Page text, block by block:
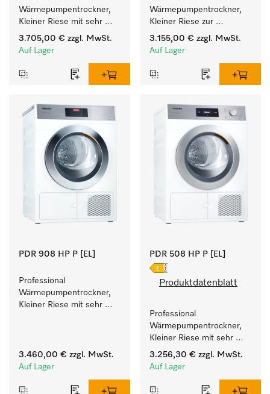
Wärmepumpentrockner,
Kleiner Riese mit sehr
geringem
Energieverbrauch und
Füllgewicht 8 kg.
3.705,00 € zzgl. MwSt.
Auf Lager
Wärmepumpentrockner,
Kleiner Riese zur
einfachen und flexiblen
Aufstellung ohne
3.155,00 € zzgl. MwSt.
Auf Lager
PDR 908 HP P [EL]
Professional
Wärmepumpentrockner,
Kleiner Riese mit sehr
Füllgewicht 8 kg.
3.460,00 € zzgl. MwSt.
Auf Lager
PDR 508 HP P [EL]
Produktdatenblatt
Professional
Wärmepumpentrockner,
Kleiner Riese mit sehr
geringem
Energieverbrauch und
Füllgewicht 8 kg.
3.256,30 € zzgl. MwSt.
Auf Lager